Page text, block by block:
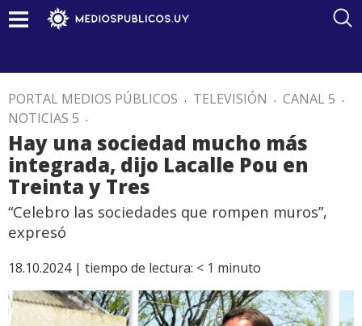
PORTAL MEDIOS PÚBLICOS . TELEVISIÓN . CANAL 5 .
NOTICIAS 5 .
Hay una sociedad mucho más
integrada, dijo Lacalle Pou en
Treinta y Tres
“Celebro las sociedades que rompen muros”,
expresó
18.10.2024 | tiempo de lectura: < 1 minuto